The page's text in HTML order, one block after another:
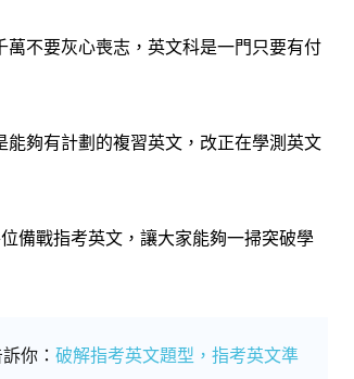
不要灰心喪志，英文科是一門只要有付
夠有計劃的複習英文，改正在學測英文
備戰指考英文，讓大家能夠一掃突破學
你：破解指考英文題型，指考英文準